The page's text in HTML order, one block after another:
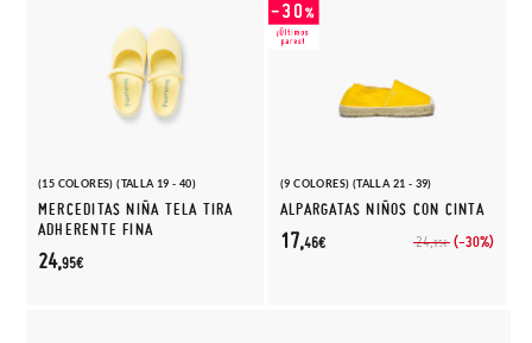
(15 COLORES) (TALLA 19 - 40)
MERCEDITAS NIÑA TELA TIRA
ADHERENTE FINA
24,95€
(9 COLORES) (TALLA 21 - 39)
ALPARGATAS NIÑOS CON CINTA
24,95€ (-30%)
17,46€